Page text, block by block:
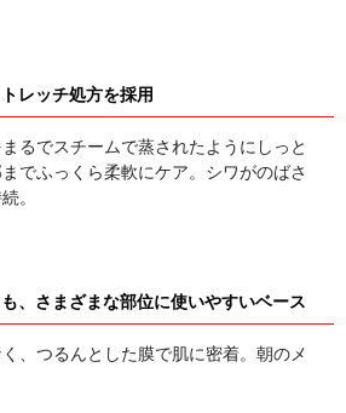
レッチ処方を採用
るでスチームで蒸されたようにしっと
でふっくら柔軟にケア。シワがのばさ
。
、さまざまな部位に使いやすいベース
、つるんとした膜で肌に密着。朝のメ